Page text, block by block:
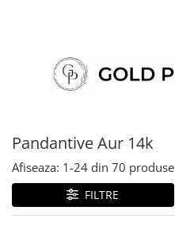
Pandantive Aur 14k
Afiseaza: 1-24 din 70 produse
FILTRE